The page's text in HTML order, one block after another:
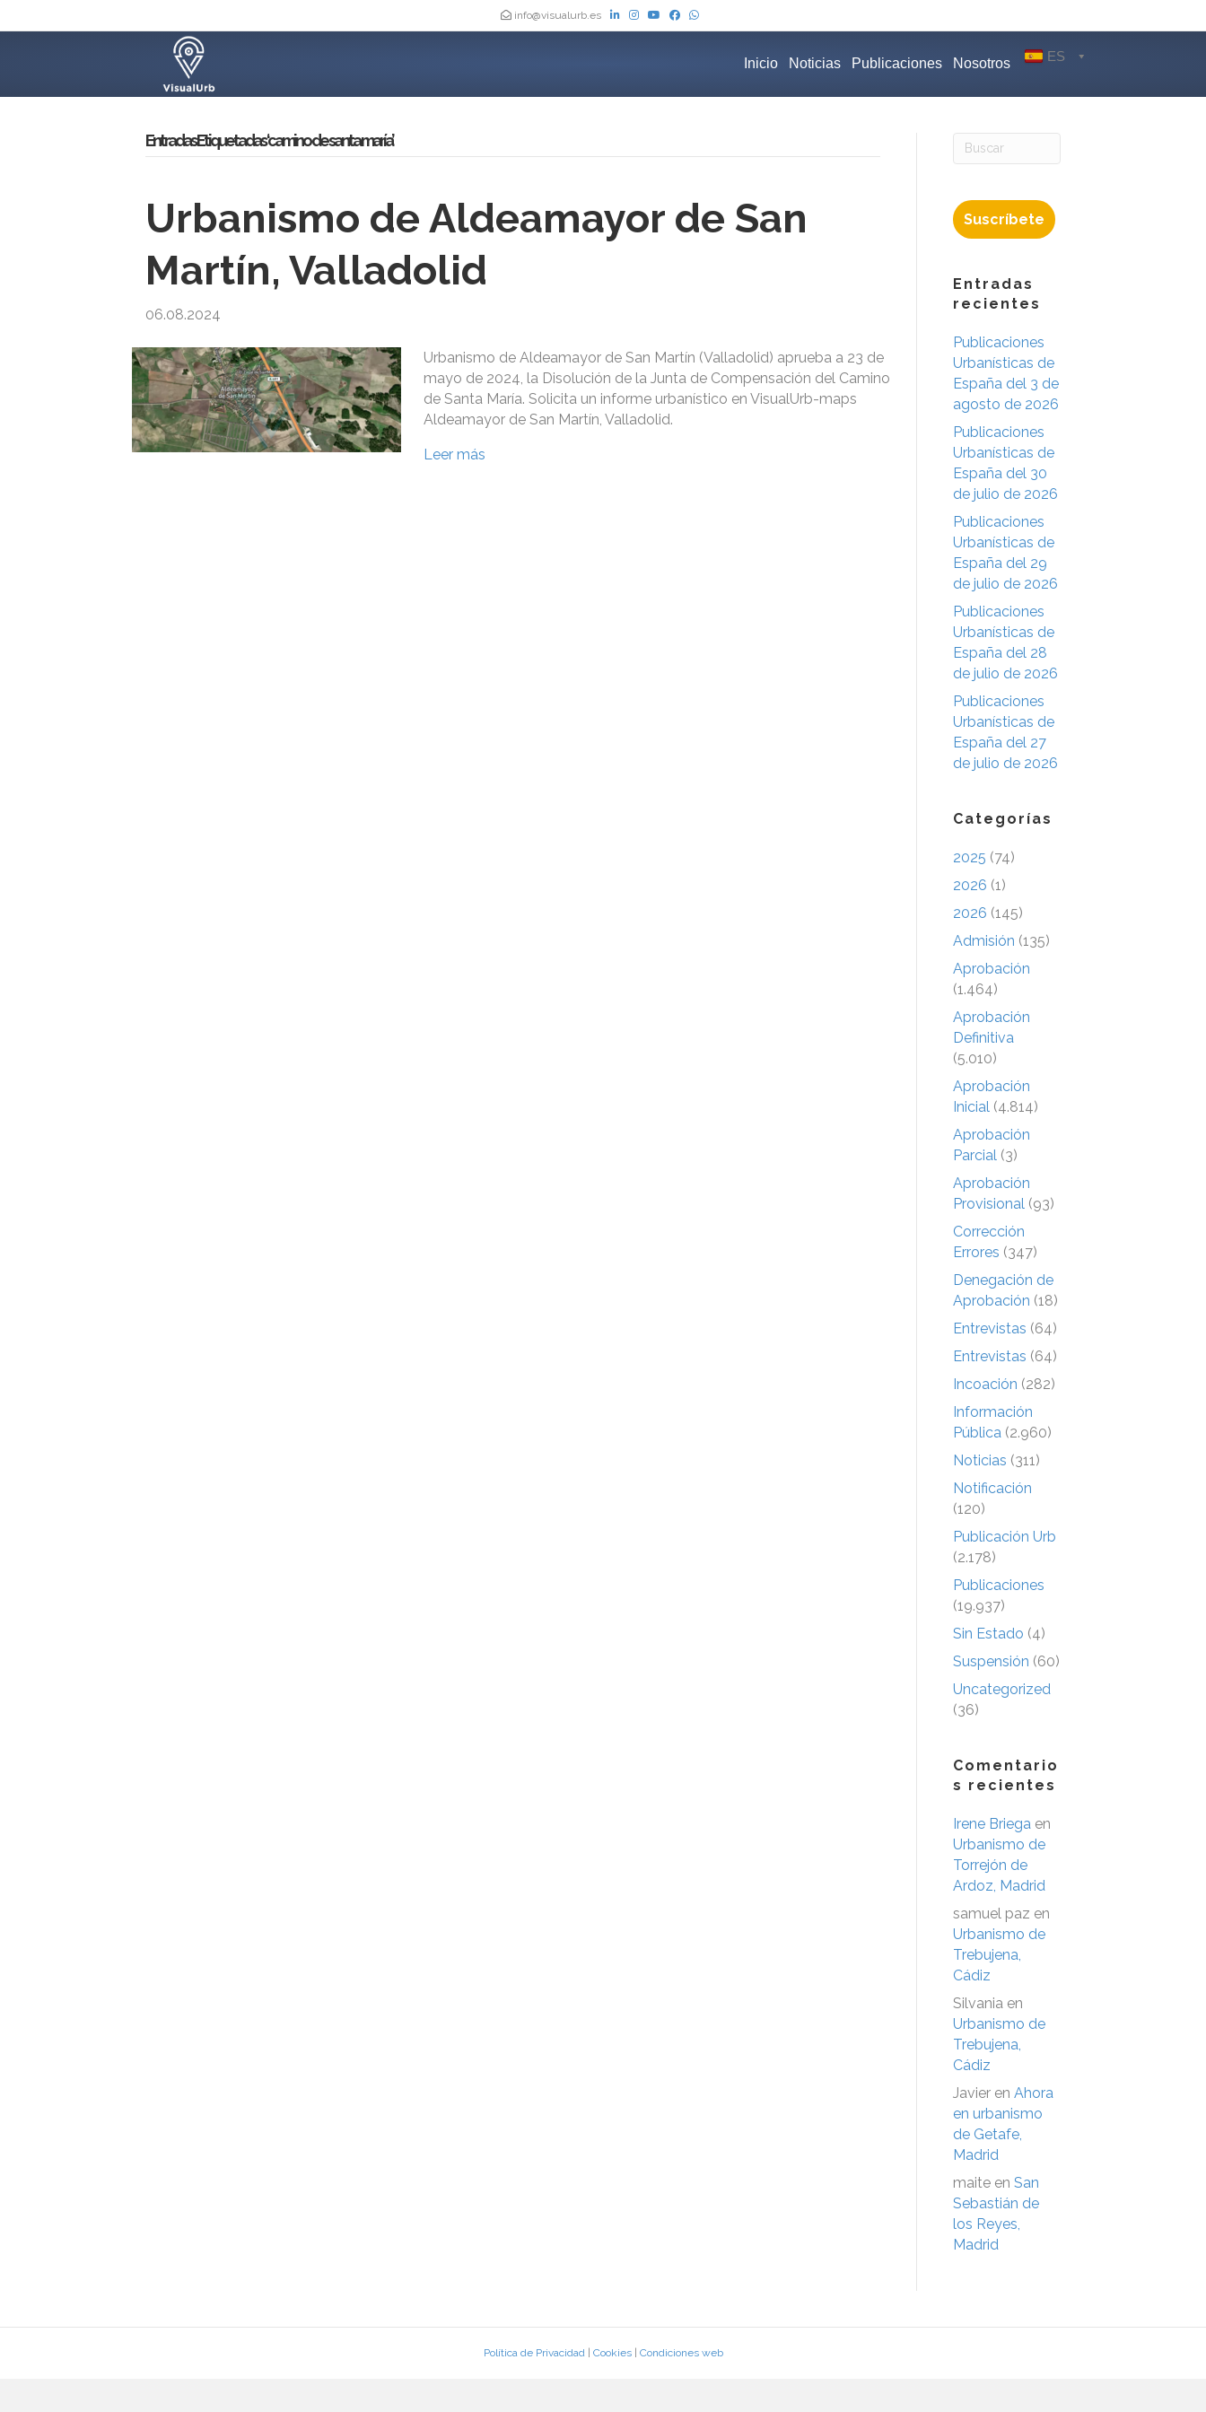
info@visualurb.es
Inicio Noticias Publicaciones Nosotros ES
Entradas Etiquetadas ‘camino de santa maría’
Urbanismo de Aldeamayor de San
Martín, Valladolid
06.08.2024
Urbanismo de Aldeamayor de San Martín (Valladolid) aprueba a 23 de
mayo de 2024, la Disolución de la Junta de Compensación del Camino
de Santa María. Solicita un informe urbanístico en VisualUrb-maps
Aldeamayor de San Martín, Valladolid.
Leer más
Suscríbete
Entradas
recientes
Publicaciones
Urbanísticas de
España del 3 de
agosto de 2026
Publicaciones
Urbanísticas de
España del 30
de julio de 2026
Publicaciones
Urbanísticas de
España del 29
de julio de 2026
Publicaciones
Urbanísticas de
España del 28
de julio de 2026
Publicaciones
Urbanísticas de
España del 27
de julio de 2026
Categorías
2025 (74)
2026 (1)
2026 (145)
Admisión (135)
Aprobación
(1.464)
Aprobación
Definitiva
(5.010)
Aprobación
Inicial (4.814)
Aprobación
Parcial (3)
Aprobación
Provisional (93)
Corrección
Errores (347)
Denegación de
Aprobación (18)
Entrevistas (64)
Entrevistas (64)
Incoación (282)
Información
Pública (2.960)
Noticias (311)
Notificación
(120)
Publicación Urb
(2.178)
Publicaciones
(19.937)
Sin Estado (4)
Suspensión (60)
Uncategorized
(36)
Comentario
s recientes
Irene Briega en
Urbanismo de
Torrejón de
Ardoz, Madrid
samuel paz en
Urbanismo de
Trebujena,
Cádiz
Silvania en
Urbanismo de
Trebujena,
Cádiz
Javier en Ahora
en urbanismo
de Getafe,
Madrid
maite en San
Sebastián de
los Reyes,
Madrid
Política de Privacidad| Cookies| Condiciones web